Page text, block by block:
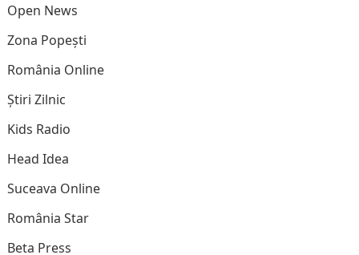
Open News
Zona Popești
România Online
Știri Zilnic
Kids Radio
Head Idea
Suceava Online
România Star
Beta Press